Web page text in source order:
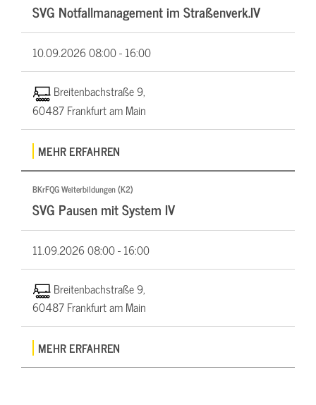
SVG Notfallmanagement im Straßenverk.IV
10.09.202608:00 - 16:00
Breitenbachstraße 9,
60487 Frankfurt am Main
MEHR ERFAHREN
BKrFQG Weiterbildungen (K2)
SVG Pausen mit System IV
11.09.202608:00 - 16:00
Breitenbachstraße 9,
60487 Frankfurt am Main
MEHR ERFAHREN